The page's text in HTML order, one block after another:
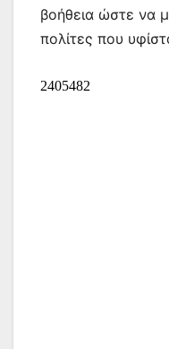
βοήθεια ώστε να
πολίτες που